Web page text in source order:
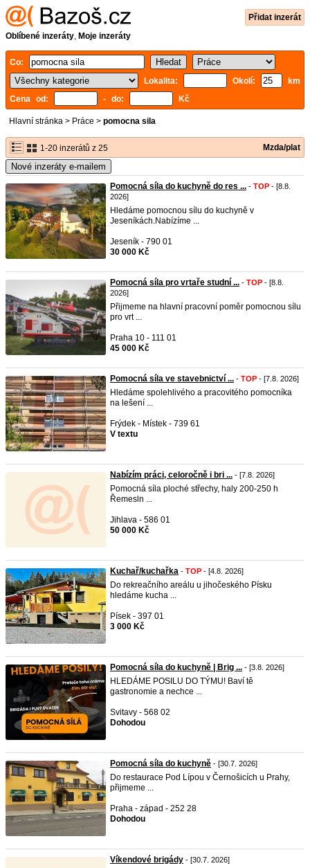
Přidat inzerát
Oblíbené inzeráty, Moje inzeráty
Co:
Lokalita:
Okolí:
km
Cena od:
- do: Kč
Hlavní stránka > Práce > pomocna sila
1-20 inzerátů z 25 Mzda/plat
Nové inzeráty e-mailem
Pomocná síla do kuchyně do res ... - TOP - [8.8.
2026]
Hledáme pomocnou sílu do kuchyně v
Jeseníkách.Nabízíme ...
Jeseník - 790 01
30 000 Kč
Pomocná síla pro vrtaře studní ... - TOP - [8.8.
2026]
Přijmeme na hlavní pracovní poměr pomocnou sílu
pro vrt ...
Praha 10 - 111 01
45 000 Kč
Pomocná síla ve stavebnictví ... - TOP - [7.8. 2026]
Hledáme spolehlivého a pracovitého pomocníka
na lešení ...
Frýdek - Místek - 739 61
V textu
Nabízím práci, celoročně i bri ... - [7.8. 2026]
Pomocná síla ploché střechy, haly 200-250 h
Řemesln ...
Jihlava - 586 01
50 000 Kč
Kuchař/kuchařka - TOP - [4.8. 2026]
Do rekreačního areálu u jihočeského Písku
hledáme kucha ...
Písek - 397 01
3 000 Kč
Pomocná síla do kuchyně | Brig ... - [3.8. 2026]
HLEDÁME POSILU DO TÝMU! Baví tě
gastronomie a nechce ...
Svitavy - 568 02
Dohodou
Pomocná síla do kuchyně - [30.7. 2026]
Do restaurace Pod Lípou v Černošicích u Prahy,
přijmeme ...
Praha - západ - 252 28
Dohodou
Víkendové brigády - [30.7. 2026]